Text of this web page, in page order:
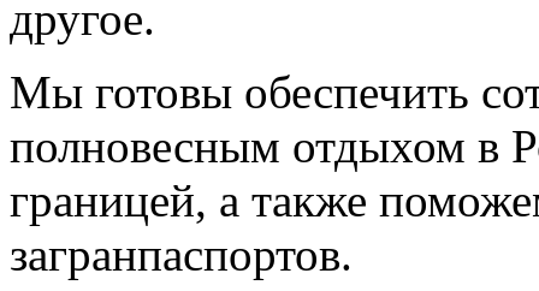
другое.
Мы готовы обеспечить
полновесным отдыхом в
границей, а также
загранпаспортов.